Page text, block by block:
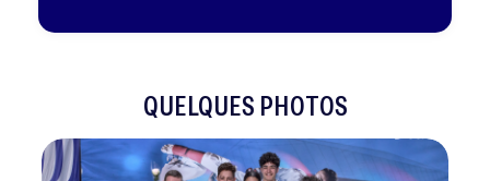
QUELQUES PHOTOS